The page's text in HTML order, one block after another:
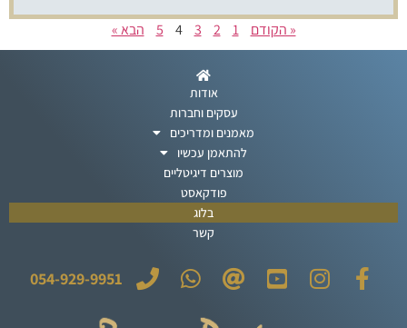
« הקודם 1
2
3
4
5 הבא »
אודות
עסקים וחברות
מאמנים ומדריכים
להתאמן עכשיו
מוצרים דיגיטליים
פודקאסט
בלוג
קשר
054-929-9951